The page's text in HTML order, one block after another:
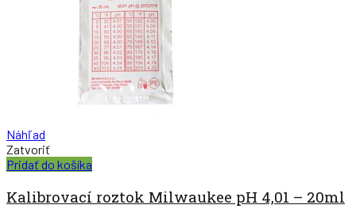
Náhľad
Zatvoriť
Pridať do košíka
Kalibrovací roztok Milwaukee pH 4,01 – 20ml